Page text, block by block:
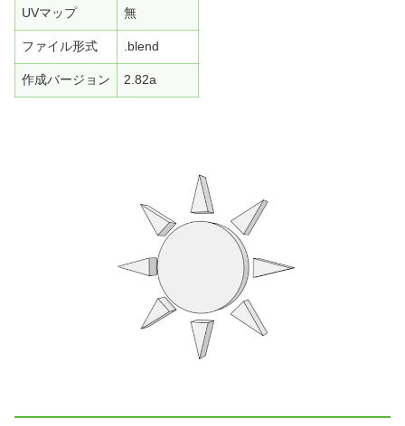
UVマップ 無
ファイル形式 .blend
作成バージョン 2.82a